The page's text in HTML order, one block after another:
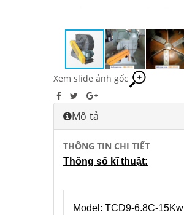
Xem slide ảnh gốc
Mô tả
THÔNG TIN CHI TIẾT
Thông số kĩ thuật:
Model: TCD9-6.8C-15Kw